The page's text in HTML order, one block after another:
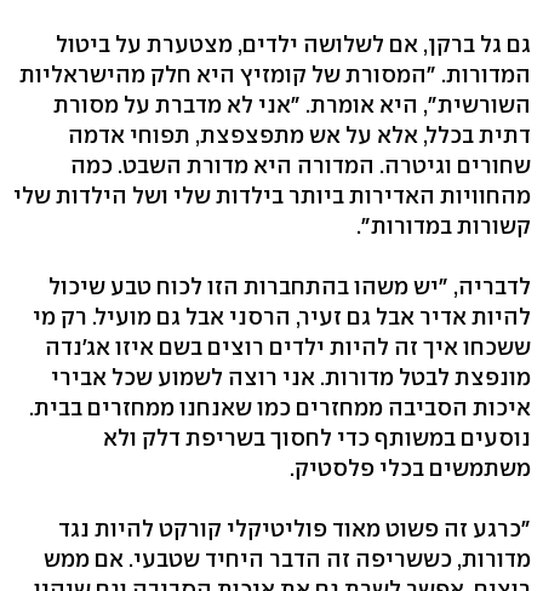
גם גל ברקן, אם לשלושה ילדים, מצטערת על ביטול
המדורות. "המסורת של קומזיץ היא חלק מהישראליות
השורשית", היא אומרת. "אני לא מדברת על מסורת
דתית בכלל, אלא על אש מתפצפצת, תפוחי אדמה
שחורים וגיטרה. המדורה היא מדורת השבט. כמה
מהחוויות האדירות ביותר בילדות שלי ושל הילדות שלי
קשורות במדורות".
לדבריה, "יש משהו בהתחברות הזו לכוח טבע שיכול
להיות אדיר אבל גם זעיר, הרסני אבל גם מועיל. רק מי
ששכחו איך זה להיות ילדים רוצים בשם איזו אג'נדה
מונפצת לבטל מדורות. אני רוצה לשמוע שכל אבירי
איכות הסביבה ממחזרים כמו שאנחנו ממחזרים בבית.
נוסעים במשותף כדי לחסוך בשריפת דלק ולא
משתמשים בכלי פלסטיק.
"כרגע זה פשוט מאוד פוליטיקלי קורקט להיות נגד
מדורות, כששריפה זה הדבר היחיד שטבעי. אם ממש